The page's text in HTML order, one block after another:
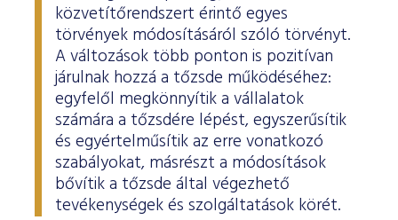
ESG Útmutató
közvetítőrendszert érintő egyes
törvények módosításáról szóló törvényt.
A változások több ponton is pozitívan
járulnak hozzá a tőzsde működéséhez:
egyfelől megkönnyítik a vállalatok
számára a tőzsdére lépést, egyszerűsítik
és egyértelműsítik az erre vonatkozó
szabályokat, másrészt a módosítások
bővítik a tőzsde által végezhető
tevékenységek és szolgáltatások körét.